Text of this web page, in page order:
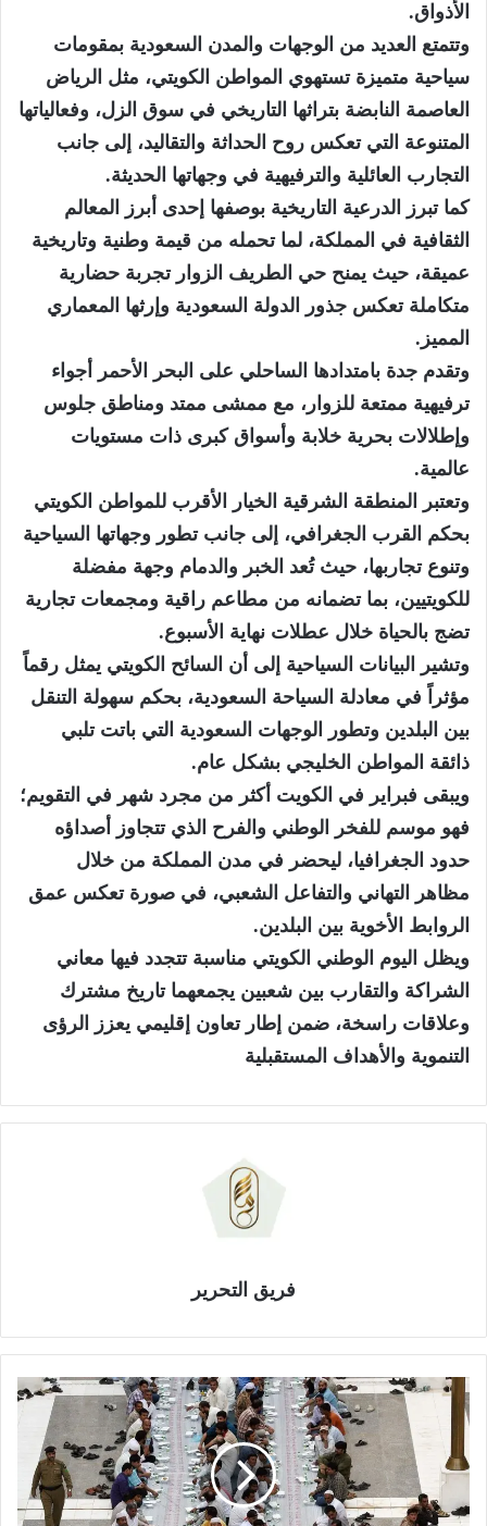
الأذواق.
وتتمتع العديد من الوجهات والمدن السعودية بمقومات
سياحية متميزة تستهوي المواطن الكويتي، مثل الرياض
العاصمة النابضة بتراثها التاريخي في سوق الزل، وفعالياتها
المتنوعة التي تعكس روح الحداثة والتقاليد، إلى جانب
التجارب العائلية والترفيهية في وجهاتها الحديثة.
كما تبرز الدرعية التاريخية بوصفها إحدى أبرز المعالم
الثقافية في المملكة، لما تحمله من قيمة وطنية وتاريخية
عميقة، حيث يمنح حي الطريف الزوار تجربة حضارية
متكاملة تعكس جذور الدولة السعودية وإرثها المعماري
المميز.
وتقدم جدة بامتدادها الساحلي على البحر الأحمر أجواء
ترفيهية ممتعة للزوار، مع ممشى ممتد ومناطق جلوس
وإطلالات بحرية خلابة وأسواق كبرى ذات مستويات
عالمية.
وتعتبر المنطقة الشرقية الخيار الأقرب للمواطن الكويتي
بحكم القرب الجغرافي، إلى جانب تطور وجهاتها السياحية
وتنوع تجاربها، حيث تُعد الخبر والدمام وجهة مفضلة
للكويتيين، بما تضمانه من مطاعم راقية ومجمعات تجارية
تضج بالحياة خلال عطلات نهاية الأسبوع.
وتشير البيانات السياحية إلى أن السائح الكويتي يمثل رقماً
مؤثراً في معادلة السياحة السعودية، بحكم سهولة التنقل
بين البلدين وتطور الوجهات السعودية التي باتت تلبي
ذائقة المواطن الخليجي بشكل عام.
ويبقى فبراير في الكويت أكثر من مجرد شهر في التقويم؛
فهو موسم للفخر الوطني والفرح الذي تتجاوز أصداؤه
حدود الجغرافيا، ليحضر في مدن المملكة من خلال
مظاهر التهاني والتفاعل الشعبي، في صورة تعكس عمق
الروابط الأخوية بين البلدين.
ويظل اليوم الوطني الكويتي مناسبة تتجدد فيها معاني
الشراكة والتقارب بين شعبين يجمعهما تاريخ مشترك
وعلاقات راسخة، ضمن إطار تعاون إقليمي يعزز الرؤى
التنموية والأهداف المستقبلية
فريق التحرير
ت
ص
وّ
ر
.
.